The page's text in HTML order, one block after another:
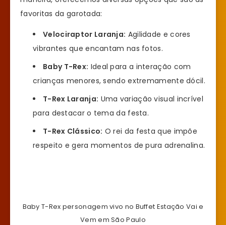
favoritas da garotada:
Velociraptor Laranja: Agilidade e cores
vibrantes que encantam nas fotos.
Baby T-Rex: Ideal para a interação com
crianças menores, sendo extremamente dócil.
T-Rex Laranja: Uma variação visual incrível
para destacar o tema da festa.
T-Rex Clássico: O rei da festa que impõe
respeito e gera momentos de pura adrenalina.
Baby T-Rex personagem vivo no Buffet Estação Vai e
Vem em São Paulo